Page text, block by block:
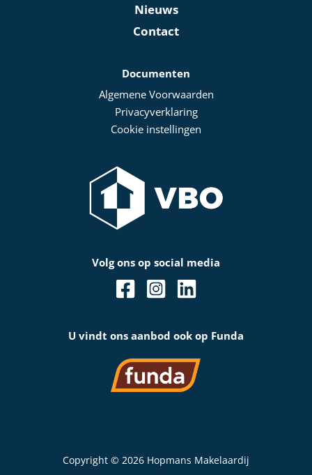
Nieuws
Contact
Documenten
Algemene Voorwaarden
Privacyverklaring
Cookie instellingen
Volg ons op social media
U vindt ons aanbod ook op Funda
Copyright © 2026 Hopmans Makelaardij